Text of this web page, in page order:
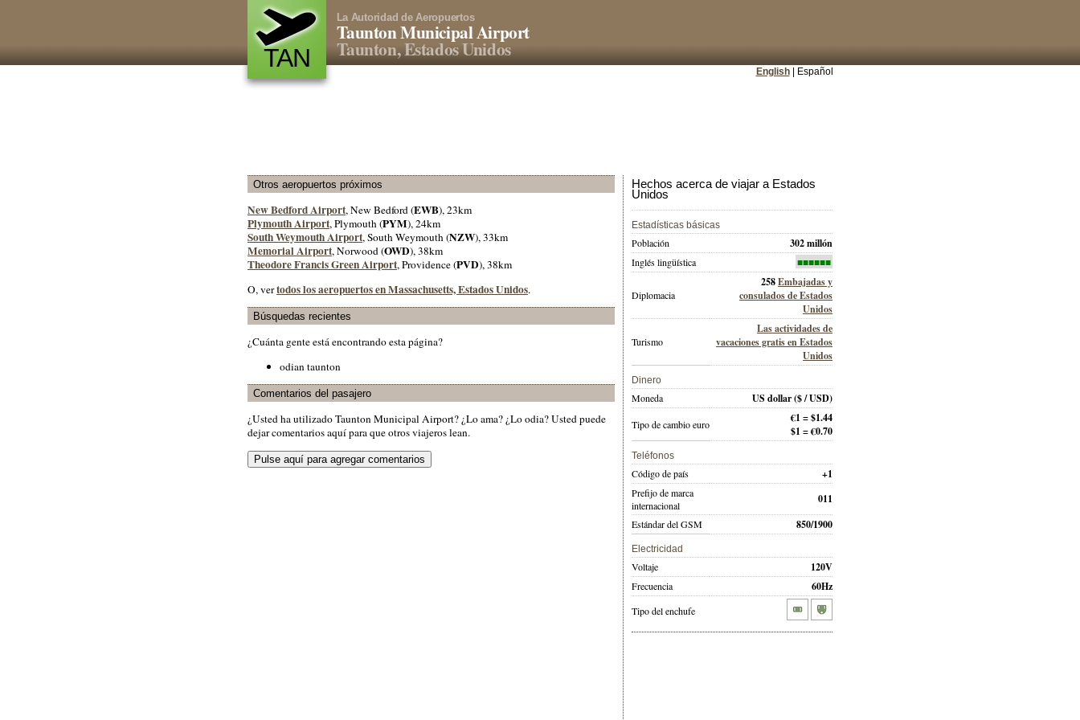
TAN
La Autoridad de Aeropuertos
Taunton Municipal Airport
Taunton, Estados Unidos
English| Español
Otros aeropuertos próximos
New Bedford Airport, New Bedford (EWB), 23km
Plymouth Airport, Plymouth (PYM), 24km
South Weymouth Airport, South Weymouth (NZW), 33km
Memorial Airport, Norwood (OWD), 38km
Theodore Francis Green Airport, Providence (PVD), 38km
O, vertodos los aeropuertos en Massachusetts, Estados Unidos.
Búsquedas recientes
¿Cuánta gente está encontrando esta página?
odian taunton
Comentarios del pasajero
¿Usted ha utilizado Taunton Municipal Airport? ¿Lo ama? ¿Lo odia? Usted puede
dejar comentarios aquí para que otros viajeros lean.
Hechos acerca de viajar a Estados
Unidos
Estadísticas básicas
Población 302 millón
Inglés lingüística ■■■■■■
Diplomacia
258Embajadas y
consulados de Estados
Unidos
Turismo
Las actividades de
vacaciones gratis en Estados
Unidos
Dinero
Moneda US dollar($ / USD)
Tipo de cambio euro
€1 = $1.44
$1 = €0.70
Teléfonos
Código de país +1
Prefijo de marca
internacional
011
Estándar del GSM 850/1900
Electricidad
Voltaje 120V
Frecuencia 60Hz
Tipo del enchufe